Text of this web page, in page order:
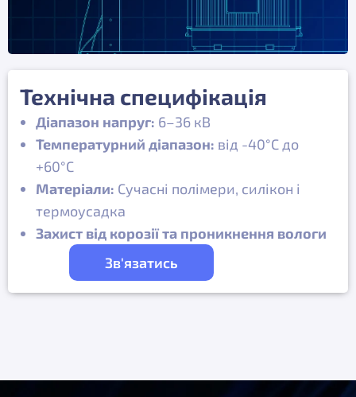
Технічна специфікація
Діапазон напруг: 6–36 кВ
Температурний діапазон: від -40°C до
+60°C
Матеріали: Сучасні полімери, силікон і
термоусадка
Захист від корозії та проникнення вологи
Зв'язатись